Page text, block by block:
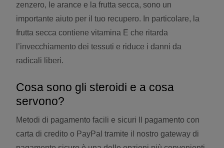
zenzero, le arance e la frutta secca, sono un
importante aiuto per il tuo recupero. In particolare, la
frutta secca contiene vitamina E che ritarda
l’invecchiamento dei tessuti e riduce i danni da
radicali liberi.
Cosa sono gli steroidi e a cosa
servono?
Metodi di pagamento facili e sicuri Il pagamento con
carta di credito o PayPal tramite il nostro gateway di